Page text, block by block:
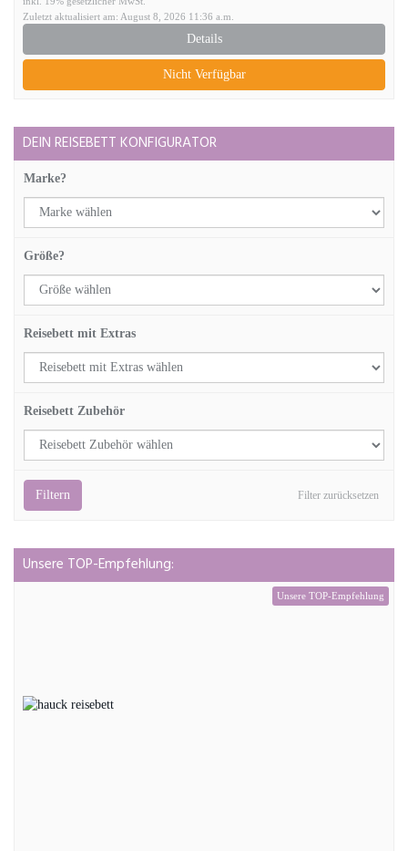
Zuletzt aktualisiert am: August 8, 2026 11:36 a.m.
Details
Nicht Verfügbar
DEIN REISEBETT KONFIGURATOR
Marke?
Größe?
Reisebett mit Extras
Reisebett Zubehör
Filter zurücksetzen
Filtern
Unsere TOP-Empfehlung:
Unsere TOP-Empfehlung